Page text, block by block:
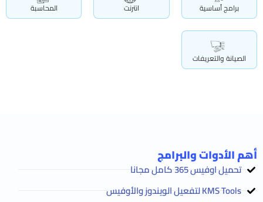
برامج أساسية انترنت المحاسبة
الصيانة والتعريفات
أهم الأدوات والبرامج
تحميل اوفيس 365 كامل مجانا
KMS Tools لتفعيل الويندوز والأوفيس